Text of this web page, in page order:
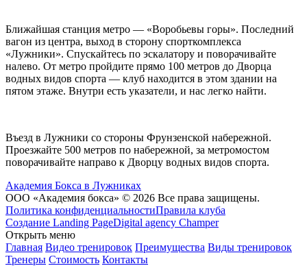
Ближайшая станция метро — «Воробьевы горы». Последний
вагон из центра, выход в сторону спорткомплекса
«Лужники». Спускайтесь по эскалатору и поворачивайте
налево. От метро пройдите прямо 100 метров до Дворца
водных видов спорта — клуб находится в этом здании на
пятом этаже. Внутри есть указатели, и нас легко найти.
Въезд в Лужники со стороны Фрунзенской набережной.
Проезжайте 500 метров по набережной, за метромостом
поворачивайте направо к Дворцу водных видов спорта.
Академия Бокса в Лужниках
ООО «Академия бокса» © 2026 Все права защищены.
Политика конфиденциальностиПравила клуба
Создание Landing PageDigital agency Champer
Открыть меню
Главная Видео тренировок Преимущества Виды тренировок
Тренеры Стоимость Контакты